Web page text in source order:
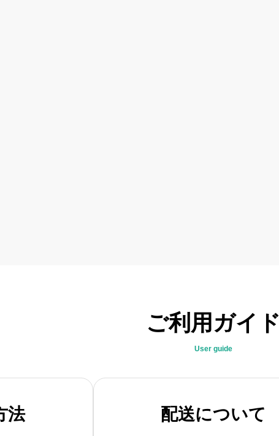
ご利用ガイド
User guide
法 配送について